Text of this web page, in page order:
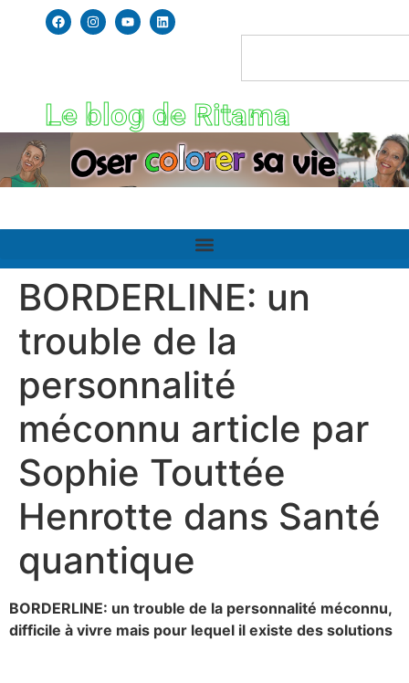
Le blog de Ritama
BORDERLINE: un
trouble de la
personnalité
méconnu article par
Sophie Touttée
Henrotte dans Santé
quantique
BORDERLINE: un trouble de la personnalité méconnu,
difficile à vivre mais pour lequel il existe des solutions